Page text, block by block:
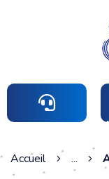
Accueil ...